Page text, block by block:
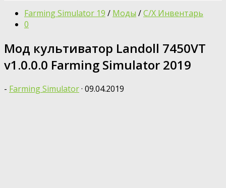
Farming Simulator 19 / Моды /С/Х Инвентарь
0
Мод культиватор Landoll 7450VT
v1.0.0.0 Farming Simulator 2019
- Farming Simulator· 09.04.2019